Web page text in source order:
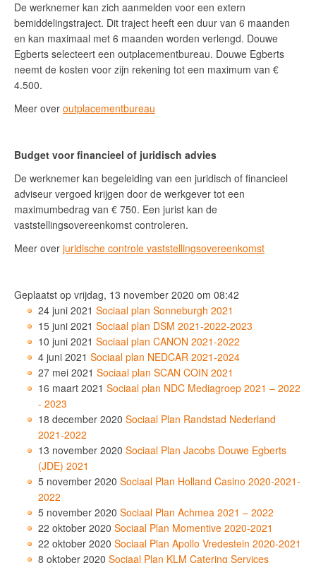
De werknemer kan zich aanmelden voor een extern
bemiddelingstraject. Dit traject heeft een duur van 6 maanden
en kan maximaal met 6 maanden worden verlengd. Douwe
Egberts selecteert een outplacementbureau. Douwe Egberts
neemt de kosten voor zijn rekening tot een maximum van €
4.500.
Meer over outplacementbureau
Budget voor financieel of juridisch advies
De werknemer kan begeleiding van een juridisch of financieel
adviseur vergoed krijgen door de werkgever tot een
maximumbedrag van € 750. Een jurist kan de
vaststellingsovereenkomst controleren.
Meer over juridische controle vaststellingsovereenkomst
Geplaatst op vrijdag, 13 november 2020 om 08:42
24 juni 2021 Sociaal plan Sonneburgh 2021
15 juni 2021 Sociaal plan DSM 2021-2022-2023
10 juni 2021 Sociaal plan CANON 2021-2022
4 juni 2021 Sociaal plan NEDCAR 2021-2024
27 mei 2021 Sociaal plan SCAN COIN 2021
16 maart 2021 Sociaal plan NDC Mediagroep 2021 – 2022
- 2023
18 december 2020 Sociaal Plan Randstad Nederland
2021-2022
13 november 2020 Sociaal Plan Jacobs Douwe Egberts
(JDE) 2021
5 november 2020 Sociaal Plan Holland Casino 2020-2021-
2022
5 november 2020 Sociaal Plan Achmea 2021 – 2022
22 oktober 2020 Sociaal Plan Momentive 2020-2021
22 oktober 2020 Sociaal Plan Apollo Vredestein 2020-2021
8 oktober 2020 Sociaal Plan KLM Catering Services